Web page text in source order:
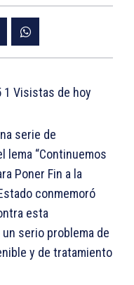
1 Visistas de hoy
serie de
lema “Continuemos
Poner Fin a la
conmemoró
esta
serio problema de
y de tratamiento